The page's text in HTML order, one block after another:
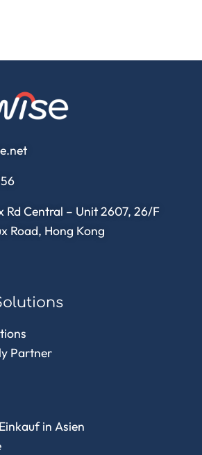
Rd Central – Unit 2607, 26/F
Road, Hong Kong
Partner
in Asien